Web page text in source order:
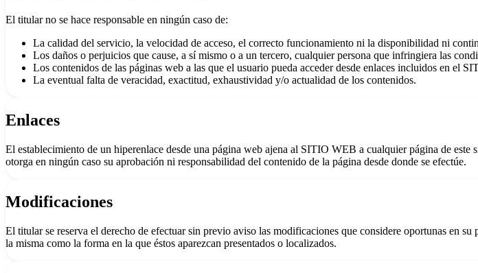
El titular no se hace responsable en ningún caso de:
La calidad del servicio, la velocidad de acceso, el correcto funcionamiento ni la disponibilidad ni
Los daños o perjuicios que cause, a sí mismo o a un tercero, cualquier persona que infringiera las
Los contenidos de las páginas web a las que el usuario pueda acceder desde enlaces incluidos en el
La eventual falta de veracidad, exactitud, exhaustividad y/o actualidad de los contenidos.
Enlaces
El establecimiento de un hiperenlace desde una página web ajena al SITIO WEB a cualquier página de
otorga en ningún caso su aprobación ni responsabilidad del contenido de la página desde donde se efectúe.
Modificaciones
El titular se reserva el derecho de efectuar sin previo aviso las modificaciones que considere oportunas en
la misma como la forma en la que éstos aparezcan presentados o localizados.